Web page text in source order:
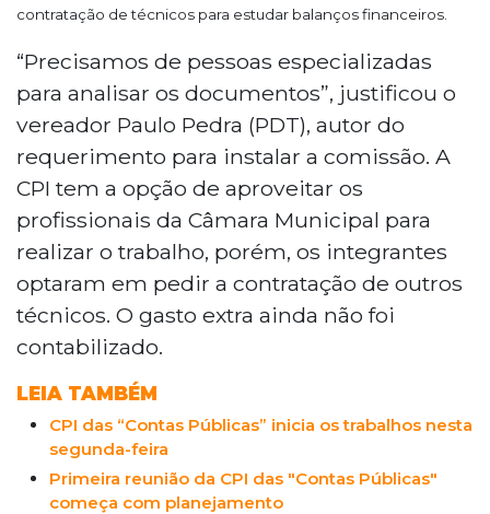
contratação de técnicos para estudar balanços financeiros.
“Precisamos de pessoas especializadas
para analisar os documentos”, justificou o
vereador Paulo Pedra (PDT), autor do
requerimento para instalar a comissão. A
CPI tem a opção de aproveitar os
profissionais da Câmara Municipal para
realizar o trabalho, porém, os integrantes
optaram em pedir a contratação de outros
técnicos. O gasto extra ainda não foi
contabilizado.
LEIA TAMBÉM
CPI das “Contas Públicas” inicia os trabalhos nesta
segunda-feira
Primeira reunião da CPI das "Contas Públicas"
começa com planejamento